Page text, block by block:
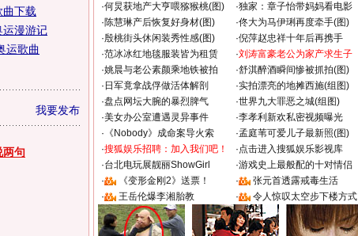
曲下载
运漫游记
运歌曲
我要发布
两句
·何炅获地产大亨喂猕猴桃(图) ·独家：章子怡带妈妈看电影
·陈慧琳产后恢复好身材(图) ·佟大为马伊琍再度牵手(图)
·殷桃街头休闲装秀性感(图) ·倪萍赵忠祥十年后再携手
·范冰冰红地毯服装皆为租赁 ·刘涛富豪老公为家产求生子
·姚晨与老公素颜乘地铁被拍 ·舒淇醉酒瞬间惨被抓拍(图)
· 日军竟拿战俘做活体解剖 ·实拍漂亮的地摊西施(组图)
·盘点网坛大腕的暴烈脾气 ·世界九大罪恶之城(组图)
·美女办公室遭遇灵异事件 ·李孝利新欢私密视频曝光
· 《Nobody》成命案导火索 ·孟庭苇可爱儿子最新照(图)
·搜狐娱乐招聘：加入我们吧！ ·点击进入搜狐娱乐影视库
·台北电玩展靓丽ShowGirl ·游戏史上最般配的十对情侣
·
《变形金刚2》送票！ ·
张元首透露戒毒生活
·
王岳伦爆李湘胎教 · 令人惊叹太空步下楼方式